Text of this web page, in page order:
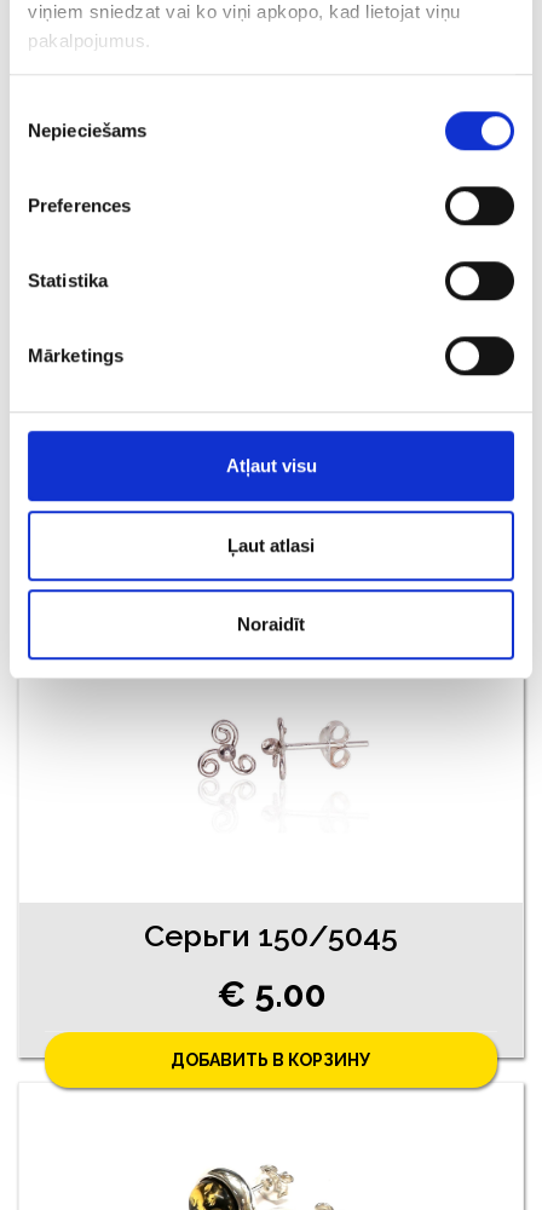
viņiem sniedzat vai ko viņi apkopo, kad lietojat viņu
pakalpojumus.
izvēle
Nepieciešams
Preferences
Statistika
Mārketings
Atļaut visu
Ļaut atlasi
Noraidīt
Серьги 149/5045
€ 5.50
Серьги 150/5045
€ 5.00
ДОБАВИТЬ В КОРЗИНУ